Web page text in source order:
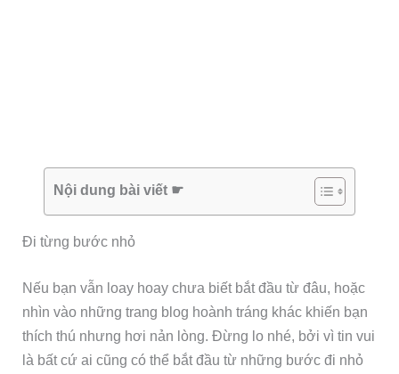
Nội dung bài viết ☛
Đi từng bước nhỏ
Nếu bạn vẫn loay hoay chưa biết bắt đầu từ đâu, hoặc
nhìn vào những trang blog hoành tráng khác khiến bạn
thích thú nhưng hơi nản lòng. Đừng lo nhé, bởi vì tin vui
là bất cứ ai cũng có thể bắt đầu từ những bước đi nhỏ